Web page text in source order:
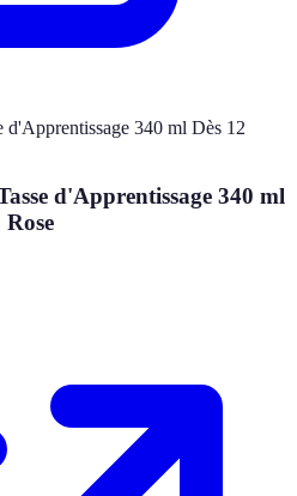
d'Apprentissage 340 ml